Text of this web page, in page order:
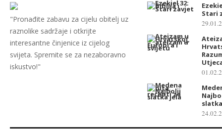
"Pronađite zabavu za cijelu obitelj uz
raznolike sadržaje i otkrijte
interesantne činjenice iz cijelog
svijeta. Spremite se za nezaboravno
iskustvo!"
Stari